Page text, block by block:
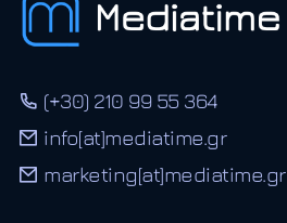
(+30) 210 99 55 364
info[at]mediatime.gr
marketing[at]mediatime.gr